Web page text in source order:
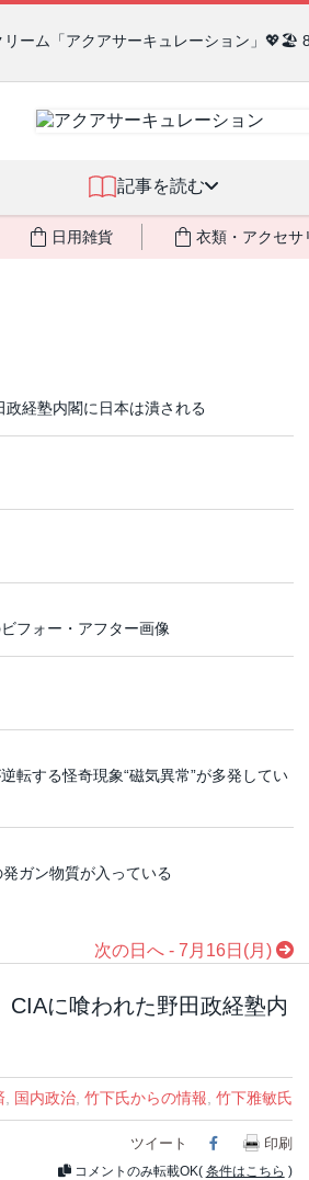
ーム「アクアサーキュレーション」💖🏖️
記事を読む
日用雑貨 衣類・アクセサ
経塾内閣に日本は潰される
フォー・アフター画像
転する怪奇現象“磁気異常”が多発してい
ガン物質が入っている
次の日へ - 7月16日(月)
CIAに喰われた野田政経塾内
国内政治, 竹下氏からの情報 竹下雅敏氏
ツイート Facebook
印刷
コメントのみ転載OK( 条件はこちら )